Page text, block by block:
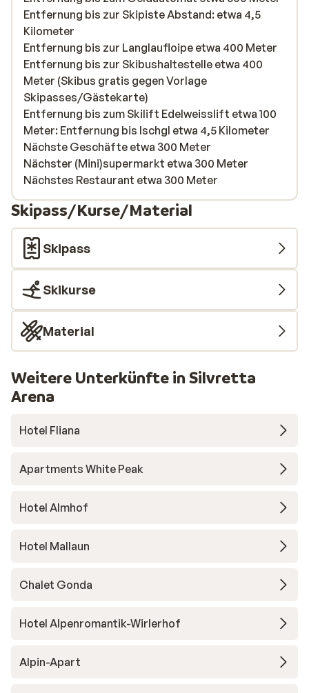
Entfernung bis zur Skipiste Abstand: etwa 4,5
Kilometer
Entfernung bis zur Langlaufloipe etwa 400 Meter
Entfernung bis zur Skibushaltestelle etwa 400
Meter (Skibus gratis gegen Vorlage
Skipasses/Gästekarte)
Entfernung bis zum Skilift Edelweisslift etwa 100
Meter: Entfernung bis Ischgl etwa 4,5 Kilometer
Nächste Geschäfte etwa 300 Meter
Nächster (Mini)supermarkt etwa 300 Meter
Nächstes Restaurant etwa 300 Meter
Skipass/Kurse/Material
Skipass
Skikurse
Material
Weitere Unterkünfte in Silvretta
Arena
Hotel Fliana
Apartments White Peak
Hotel Almhof
Hotel Mallaun
Chalet Gonda
Hotel Alpenromantik-Wirlerhof
Alpin-Apart